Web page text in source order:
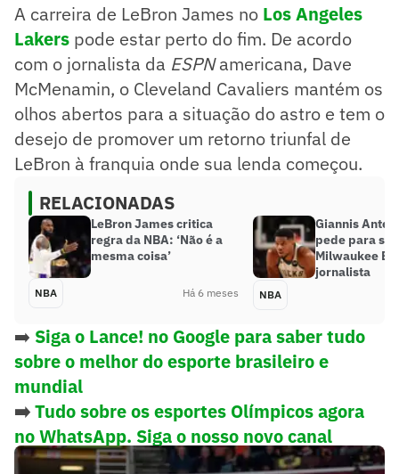
A carreira de LeBron James no Los Angeles
Lakers pode estar perto do fim. De acordo
com o jornalista da ESPNamericana, Dave
McMenamin, o Cleveland Cavaliers mantém os
olhos abertos para a situação do astro e tem o
desejo de promover um retorno triunfal de
LeBron à franquia onde sua lenda começou.
RELACIONADAS
LeBron James critica
regra da NBA: ‘Não é a
mesma coisa’
NBA Há 6 meses
Giannis
pede para
Milwaukee
jornalista
NBA
➡️ Siga o Lance! no Google para saber tudo
sobre o melhor do esporte brasileiro e
mundial
➡️Tudo sobre os esportes Olímpicos agora
no WhatsApp. Siga o nosso novo canal
Lance! Olímpico